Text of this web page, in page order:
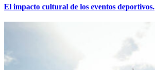
El impacto cultural de los eventos deportivos.